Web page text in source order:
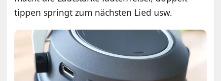
tippen springt zum nächsten Lied usw.